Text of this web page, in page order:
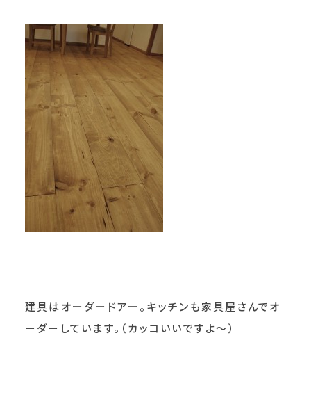
建具はオーダードアー。キッチンも家具屋さんでオ
ーダーしています。（カッコいいですよ～）